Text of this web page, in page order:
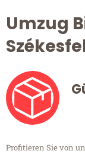
Umzug
Profitieren Sie von